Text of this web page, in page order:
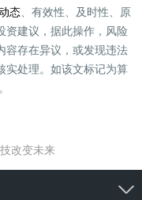
态 、有效性、及时性、原
资建议，据此操作，风险
容存在异议，或发现违法
实处理。如该文标记为算
改变未来